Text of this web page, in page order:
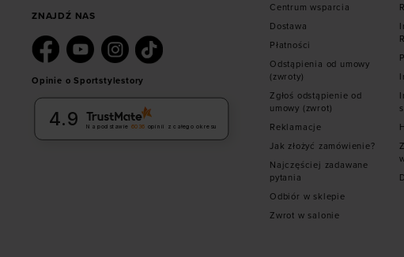
ZNAJDŹ NAS
Opinie o Sportstylestory
4.9 Na podstawie 6036 opinii z całego okresu
Centrum wsparcia
Dostawa
Płatności
Odstąpienia od umowy
(zwroty)
Zgłoś odstąpienie od
umowy (zwrot)
Reklamacje
Jak złożyć zamówienie?
Najczęściej zadawane
pytania
Odbiór w sklepie
Zwrot w salonie